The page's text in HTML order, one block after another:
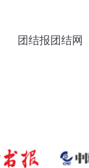
团结报团结网